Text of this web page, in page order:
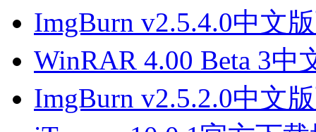
ImgBurn v2.5.4.0中文
WinRAR 4.00 Beta 3中
ImgBurn v2.5.2.0中文